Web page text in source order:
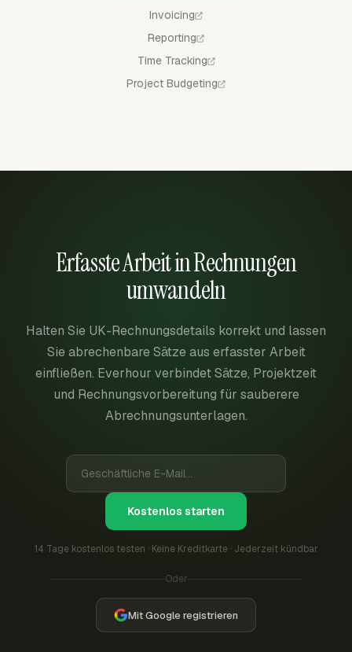
Invoicing
Reporting
Time Tracking
Project Budgeting
Erfasste Arbeit in Rechnungen
umwandeln
Halten Sie UK-Rechnungsdetails korrekt und lassen
Sie abrechenbare Sätze aus erfasster Arbeit
einfließen. Everhour verbindet Sätze, Projektzeit
und Rechnungsvorbereitung für sauberere
Abrechnungsunterlagen.
Kostenlos starten
14 Tage kostenlos testen · Keine Kreditkarte · Jederzeit kündbar
Oder
Mit Google registrieren